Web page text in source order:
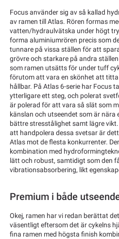
Focus använder sig av så kallad
av ramen till Atlas. Rören formas
vatten/hydraulvätska under högt
forma aluminiumrören precis som
tunnare på vissa ställen för att
grövre och starkare på andra
som ramen utsätts för under tuff
förutom att vara en skönhet att
hållbar. På Atlas 6-serie har Focus
ytterligare ett steg, och polerat
är polerad för att vara så slät som
känslan och utseendet som är nära
bättre stresstålighet samt lägre
att handpolera dessa svetsar är
Atlas mot de flesta konkurrenter.
kombination med
lätt och robust, samtidigt som den
vibrationsabsorbering, likt
Premium i både
Okej, ramen har vi redan berättat
väsentligt eftersom det är cykelns
fina ramen med högsta finish